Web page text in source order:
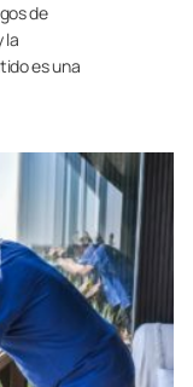
de
la
es una